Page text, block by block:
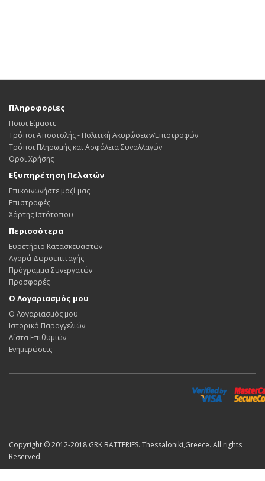
Πληροφορίες
Ποιοι Είμαστε
Τρόποι Αποστολής - Πολιτική Ακυρώσεων/Επιστροφών
Τρόποι Πληρωμής και Ασφάλεια Συναλλαγών
Όροι Χρήσης
Εξυπηρέτηση Πελατών
Επικοινωνήστε μαζί μας
Επιστροφές
Χάρτης Ιστότοπου
Περισσότερα
Ευρετήριο Κατασκευαστών
Αγορά Δωροεπιταγής
Πρόγραμμα Συνεργατών
Προσφορές
Ο Λογαριασμός μου
Ο Λογαριασμός μου
Ιστορικό Παραγγελιών
Λίστα Επιθυμιών
Ενημερώσεις
Copyright © 2012-2018 GRK BATTERIES. Thessaloniki,Greece. All rights
Reserved.